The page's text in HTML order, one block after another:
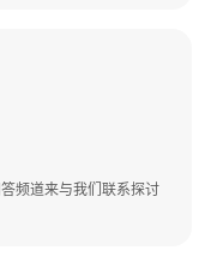
频道来与我们联系探讨